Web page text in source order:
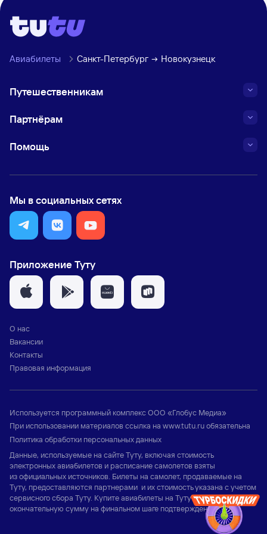
Авиабилеты Санкт-Петербург Новокузнецк
Путешественникам
Партнёрам
Помощь
Мы в социальных сетях
Приложение Туту
О нас
Вакансии
Контакты
Правовая информация
Используется программный комплексООО «Глобус Медиа»
При использовании материалов ссылка на www.tutu.ruобязательна
Политика обработки персональных данных
Данные, используемые на сайте Туту, включая стоимость
электронных авиабилетов и расписание самолетов взяты
из официальных источников. Билеты на самолет, продаваемые на
Туту, предоставляются партнерами и их стоимость указана с учетом
сервисного сбора Туту. Купите авиабилеты на Туту и узнайте
окончательную сумму на финальном шаге подтверждения заказа